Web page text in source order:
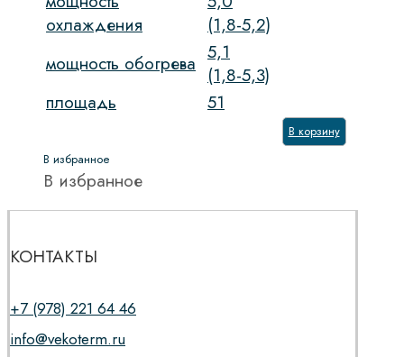
охлаждения
(1,8-5,2)
мощность обогрева 5,1
(1,8-5,3)
площадь
51
В корзину
В избранное
В избранное
КОНТАКТЫ
+7 (978) 221 64 46
info@vekoterm.ru